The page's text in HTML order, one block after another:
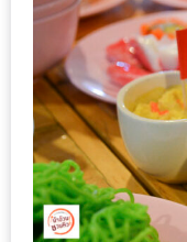
ความ
เป็น
ส่วน
ตัว
นโยบาย
ความ
เป็น